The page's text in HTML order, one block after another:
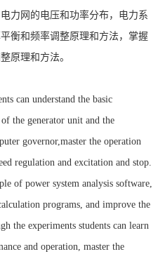
力网的电压和功率分布，电力系
衡和频率调整原理和方法，掌握
原理和方法。
can understand the basic
the generator unit and the
governor,master the operation
regulation and excitation and stop.
of power system analysis software,
programs, and improve the
the experiments students can learn
and operation, master the